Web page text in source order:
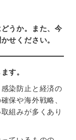
うか。また、今
せください。
す。
染防止と経済の
保や海外戦略、
組みが多くあり